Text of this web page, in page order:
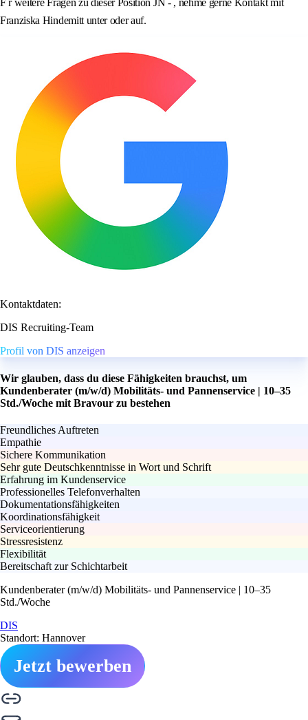
F r weitere Fragen zu dieser Position JN - , nehme gerne Kontakt mit
Franziska Hindemitt unter oder auf.
Kontaktdaten:
DIS Recruiting-Team
Profil von DIS anzeigen
Wir glauben, dass du diese Fähigkeiten brauchst, um
Kundenberater (m/w/d) Mobilitäts- und Pannenservice | 10–35
Std./Woche mit Bravour zu bestehen
Freundliches Auftreten
Empathie
Sichere Kommunikation
Sehr gute Deutschkenntnisse in Wort und Schrift
Erfahrung im Kundenservice
Professionelles Telefonverhalten
Dokumentationsfähigkeiten
Koordinationsfähigkeit
Serviceorientierung
Stressresistenz
Flexibilität
Bereitschaft zur Schichtarbeit
Kundenberater (m/w/d) Mobilitäts- und Pannenservice | 10–35
Std./Woche
DIS
Standort: Hannover
Jetzt bewerben